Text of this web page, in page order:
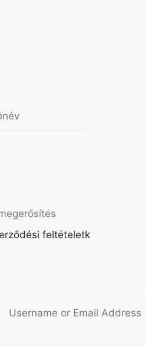
feltételetk